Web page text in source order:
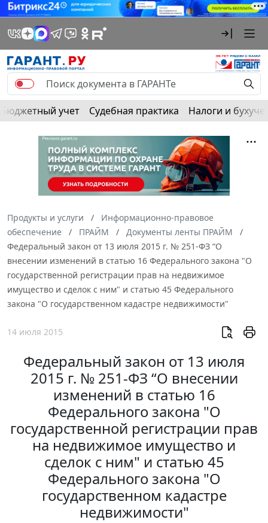
Бюджетный учет Судебная практика Налоги и
Продукты и услуги
Информационно-правовое
обеспечение
ПРАЙМ
Документы ленты ПРАЙМ
Федеральный закон от 13 июля 2015 г. № 251-ФЗ “О
внесении изменений в статью 16 Федерального закона "О
государственной регистрации прав на недвижимое
имущество и сделок с ним" и статью 45 Федерального
закона "О государственном кадастре недвижимости"
14 июля 2015
Федеральный закон от 13 июля
2015 г. № 251-ФЗ “О внесении
изменений в статью 16
Федерального закона "О
государственной регистрации прав
на недвижимое имущество и
сделок с ним" и статью 45
Федерального закона "О
государственном кадастре
недвижимости"